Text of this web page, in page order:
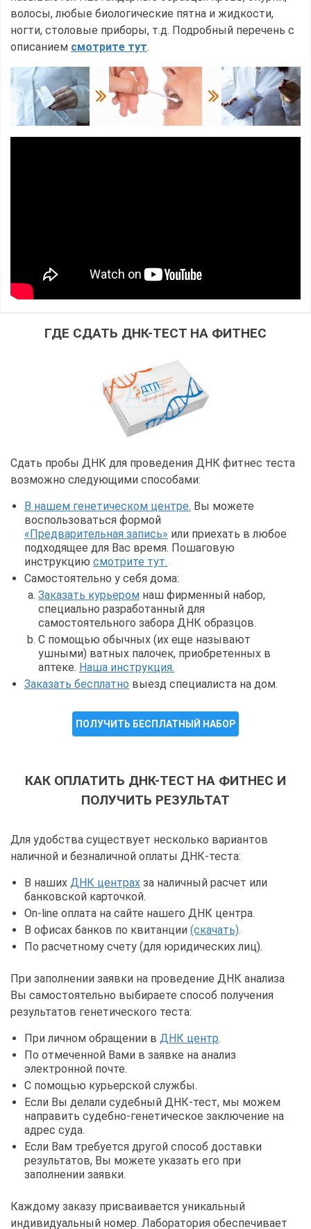
волосы, любые биологические пятна и жидкости,
ногти, столовые приборы, т.д. Подробный перечень с
описанием смотрите тут.
ГДЕ СДАТЬ ДНК-ТЕСТ НА ФИТНЕС
Сдать пробы ДНК для проведения ДНК фитнес теста
возможно следующими способами:
В нашем генетическом центре. Вы можете
воспользоваться формой
«Предварительная запись» или приехать в любое
подходящее для Вас время. Пошаговую
инструкцию смотрите тут.
Самостоятельно у себя дома:
Заказать курьером наш фирменный набор,
специально разработанный для
самостоятельного забора ДНК образцов.
С помощью обычных (их еще называют
ушными) ватных палочек, приобретенных в
аптеке. Наша инструкция.
Заказать бесплатно выезд специалиста на дом.
ПОЛУЧИТЬ БЕСПЛАТНЫЙ НАБОР
КАК ОПЛАТИТЬ ДНК-ТЕСТ НА ФИТНЕС И
ПОЛУЧИТЬ РЕЗУЛЬТАТ
Для удобства существует несколько вариантов
наличной и безналичной оплаты ДНК-теста:
В наших ДНК центрах за наличный расчет или
банковской карточкой.
On-line оплата на сайте нашего ДНК центра.
В офисах банков по квитанции (скачать).
По расчетному счету (для юридических лиц).
При заполнении заявки на проведение ДНК анализа
Вы самостоятельно выбираете способ получения
результатов генетического теста:
При личном обращении в ДНК центр.
По отмеченной Вами в заявке на анализ
электронной почте.
С помощью курьерской службы.
Если Вы делали судебный ДНК-тест, мы можем
направить судебно-генетическое заключение на
адрес суда.
Если Вам требуется другой способ доставки
результатов, Вы можете указать его при
заполнении заявки.
Каждому заказу присваивается уникальный
индивидуальный номер. Лаборатория обеспечивает